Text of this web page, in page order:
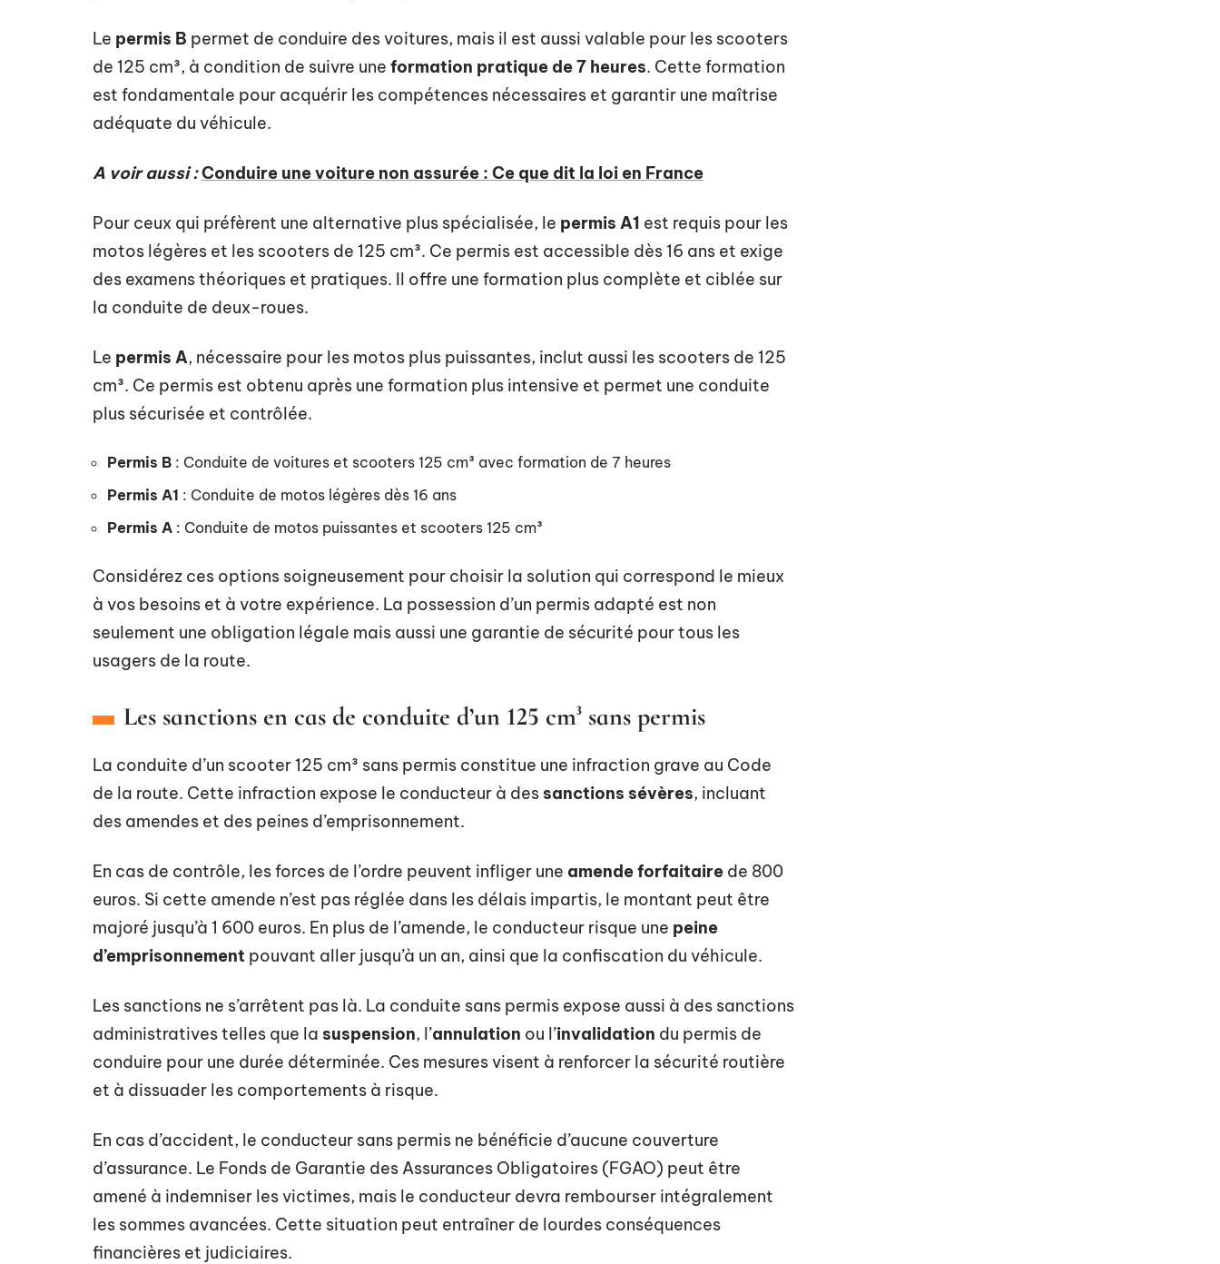
Le permis B permet de conduire des voitures, mais il est aussi valable pour les scooters
de 125 cm³, à condition de suivre une formation pratique de 7 heures. Cette formation
est fondamentale pour acquérir les compétences nécessaires et garantir une maîtrise
adéquate du véhicule.
A voir aussi :Conduire une voiture non assurée : Ce que dit la loi en France
Pour ceux qui préfèrent une alternative plus spécialisée, le permis A1 est requis pour les
motos légères et les scooters de 125 cm³. Ce permis est accessible dès 16 ans et exige
des examens théoriques et pratiques. Il offre une formation plus complète et ciblée sur
la conduite de deux-roues.
Le permis A, nécessaire pour les motos plus puissantes, inclut aussi les scooters de 125
cm³. Ce permis est obtenu après une formation plus intensive et permet une conduite
plus sécurisée et contrôlée.
Permis B : Conduite de voitures et scooters 125 cm³ avec formation de 7 heures
Permis A1 : Conduite de motos légères dès 16 ans
Permis A : Conduite de motos puissantes et scooters 125 cm³
Considérez ces options soigneusement pour choisir la solution qui correspond le mieux
à vos besoins et à votre expérience. La possession d’un permis adapté est non
seulement une obligation légale mais aussi une garantie de sécurité pour tous les
usagers de la route.
Les sanctions en cas de conduite d’un 125 cm³ sans permis
La conduite d’un scooter 125 cm³ sans permis constitue une infraction grave au Code
de la route. Cette infraction expose le conducteur à des sanctions sévères, incluant
des amendes et des peines d’emprisonnement.
En cas de contrôle, les forces de l’ordre peuvent infliger une amende forfaitaire de 800
euros. Si cette amende n’est pas réglée dans les délais impartis, le montant peut être
majoré jusqu’à 1 600 euros. En plus de l’amende, le conducteur risque une peine
d’emprisonnement pouvant aller jusqu’à un an, ainsi que la confiscation du véhicule.
Les sanctions ne s’arrêtent pas là. La conduite sans permis expose aussi à des sanctions
administratives telles que la suspension, l’annulation ou l’invalidation du permis de
conduire pour une durée déterminée. Ces mesures visent à renforcer la sécurité routière
et à dissuader les comportements à risque.
En cas d’accident, le conducteur sans permis ne bénéficie d’aucune couverture
d’assurance. Le Fonds de Garantie des Assurances Obligatoires (FGAO) peut être
amené à indemniser les victimes, mais le conducteur devra rembourser intégralement
les sommes avancées. Cette situation peut entraîner de lourdes conséquences
financières et judiciaires.